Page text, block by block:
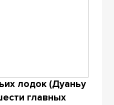
лодок (Дуаньу
главных